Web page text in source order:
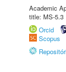
Academic
title: MS-5.3
Orcid
Scopus